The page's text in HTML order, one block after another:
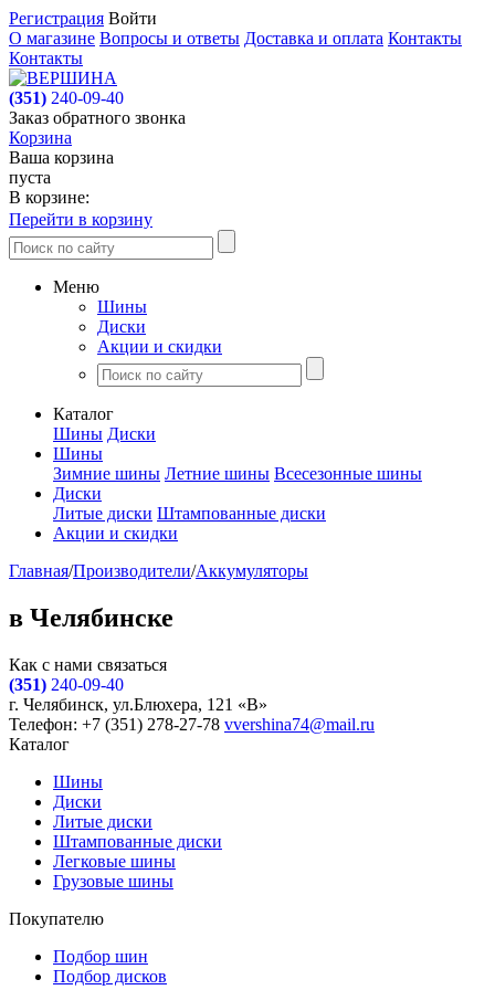
Регистрация Войти
О магазине Вопросы и ответы Доставка и оплата Контакты
Контакты
(351) 240-09-40
Заказ обратного звонка
Корзина
Ваша корзина
пуста
В корзине:
Перейти в корзину
Меню
Шины
Диски
Акции и скидки
Каталог
Шины Диски
Шины
Зимние шины Летние шины Всесезонные шины
Диски
Литые диски Штампованные диски
Акции и скидки
Главная/Производители/Аккумуляторы
в Челябинске
Как с нами связаться
(351) 240-09-40
г. Челябинск, ул.Блюхера, 121 «В»
Телефон: +7 (351) 278-27-78 vvershina74@mail.ru
Каталог
Шины
Диски
Литые диски
Штампованные диски
Легковые шины
Грузовые шины
Покупателю
Подбор шин
Подбор дисков